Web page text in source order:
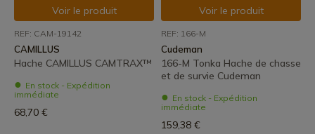
Voir le produit
REF: CAM-19142
CAMILLUS
Hache CAMILLUS CAMTRAX™
En stock - Expédition
immédiate
68,70 €
Voir le produit
REF: 166-M
Cudeman
166-M Tonka Hache de chasse
et de survie Cudeman
En stock - Expédition
immédiate
159,38 €